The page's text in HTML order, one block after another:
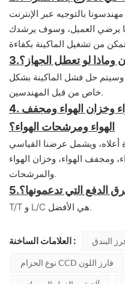
بالتوجيه عبر الإنترنت
يرضي العميل، وسوف يرشدك
3.وماذا لو تعطل الجهاز؟
وسيتم حل فشل الماكينة بشكل
خاص من قبل المهندسين.
4. هل يمكنك توفير ضاغط الهواء وخزان الهواء ومجفف
الهواء ومرشحات الهواء؟
أعلاه، ويشمل عرضنا القياسي
ومجفف الهواء، وخزان الهواء
والمرشحات.
5.الدفع التي تدعمونها؟
T/T و L/C هي الأفضل.
العلامات الساخنة : البندق
نوع الحزام CCD فارز اللون